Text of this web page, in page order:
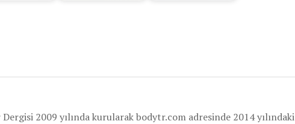
2009 yılında kurularak bodytr.com adresinde 2014 yılındaki